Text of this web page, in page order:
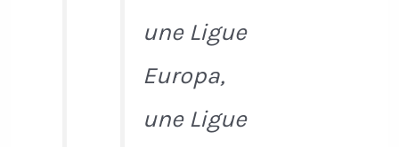
une Ligue
Europa,
une Ligue